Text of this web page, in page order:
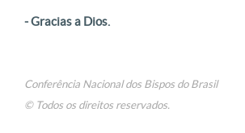
- Gracias a Dios.
Conferência Nacional dos Bispos do Brasil
© Todos os direitos reservados.